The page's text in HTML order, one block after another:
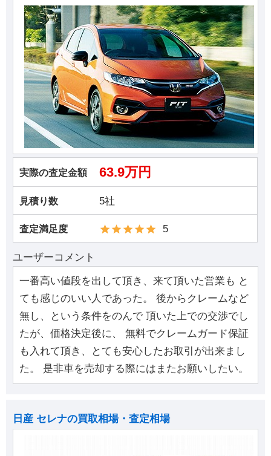
実際の査定金額 63.9万円
見積り数 5社
査定満足度 5
ユーザーコメント
一番高い値段を出して頂き、来て頂いた営業も と
ても感じのいい人であった。 後からクレームなど
無し、という条件をのんで 頂いた上での交渉でし
たが、価格決定後に、 無料でクレームガード保証
も入れて頂き、とても安心したお取引が出来まし
た。 是非車を売却する際にはまたお願いしたい。
日産 セレナの買取相場・査定相場